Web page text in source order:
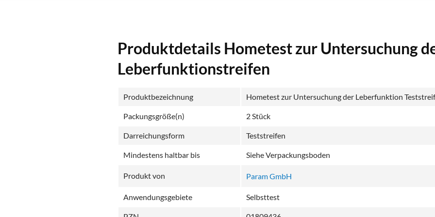
Produktdetails Hometest zur Untersuchung
Leberfunktionstreifen
Produktbezeichnung Hometest zur Untersuchung der Leberfunktion
Packungsgröße(n) 2 Stück
Darreichungsform Teststreifen
Mindestens haltbar bis Siehe Verpackungsboden
Produkt von Param GmbH
Anwendungsgebiete Selbsttest